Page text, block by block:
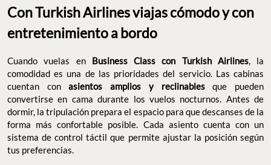
Con Turkish Airlines viajas cómodo y con
entretenimiento a bordo
Cuando vuelas en Business Class con Turkish Airlines, la
comodidad es una de las prioridades del servicio. Las cabinas
cuentan conasientos amplios y reclinablesque pueden
convertirse en cama durante los vuelos nocturnos. Antes de
dormir, la tripulación prepara el espacio para que descanses de la
forma más confortable posible. Cada asiento cuenta con un
sistema de control táctil que permite ajustar la posición según
tus preferencias.